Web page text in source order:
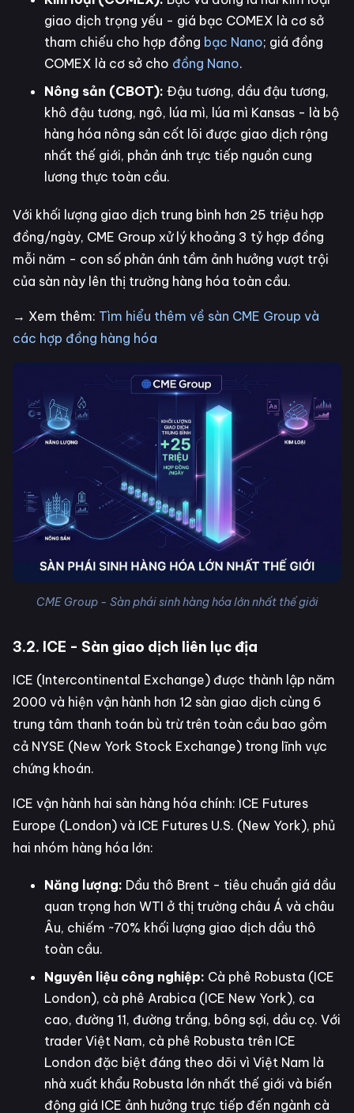
giao dịch trọng yếu - giá bạc COMEX là cơ sở
tham chiếu cho hợp đồng bạc Nano; giá đồng
COMEX là cơ sở cho đồng Nano.
Nông sản (CBOT): Đậu tương, dầu đậu tương,
khô đậu tương, ngô, lúa mì, lúa mì Kansas - là bộ
hàng hóa nông sản cốt lõi được giao dịch rộng
nhất thế giới, phản ánh trực tiếp nguồn cung
lương thực toàn cầu.
Với khối lượng giao dịch trung bình hơn 25 triệu hợp
đồng/ngày, CME Group xử lý khoảng 3 tỷ hợp đồng
mỗi năm - con số phản ánh tầm ảnh hưởng vượt trội
của sàn này lên thị trường hàng hóa toàn cầu.
→ Xem thêm: Tìm hiểu thêm về sàn CME Group và
các hợp đồng hàng hóa
CME Group - Sàn phái sinh hàng hóa lớn nhất thế giới
3.2. ICE - Sàn giao dịch liên lục địa
ICE (Intercontinental Exchange) được thành lập năm
2000 và hiện vận hành hơn 12 sàn giao dịch cùng 6
trung tâm thanh toán bù trừ trên toàn cầu bao gồm
cả NYSE (New York Stock Exchange) trong lĩnh vực
chứng khoán.
ICE vận hành hai sàn hàng hóa chính: ICE Futures
Europe (London) và ICE Futures U.S. (New York), phủ
hai nhóm hàng hóa lớn:
Năng lượng: Dầu thô Brent - tiêu chuẩn giá dầu
quan trọng hơn WTI ở thị trường châu Á và châu
Âu, chiếm ~70% khối lượng giao dịch dầu thô
toàn cầu.
Nguyên liệu công nghiệp: Cà phê Robusta (ICE
London), cà phê Arabica (ICE New York), ca
cao, đường 11, đường trắng, bông sợi, dầu cọ. Với
trader Việt Nam, cà phê Robusta trên ICE
London đặc biệt đáng theo dõi vì Việt Nam là
nhà xuất khẩu Robusta lớn nhất thế giới và biến
động giá ICE ảnh hưởng trực tiếp đến ngành cà